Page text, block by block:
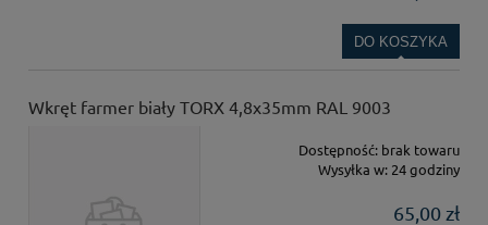
DO KOSZYKA
Wkręt farmer biały TORX 4,8x35mm RAL 9003
Dostępność: brak towaru
Wysyłka w: 24 godziny
65,00 zł